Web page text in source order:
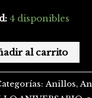
4 disponibles
al carrito
Anillos,